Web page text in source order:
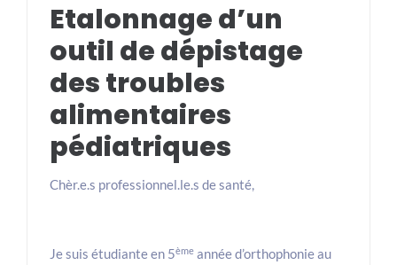
Etalonnage d’un
outil de dépistage
des troubles
alimentaires
pédiatriques
Chèr.e.s professionnel.le.s de santé,
Je suis étudiante en 5ème année d’orthophonie au